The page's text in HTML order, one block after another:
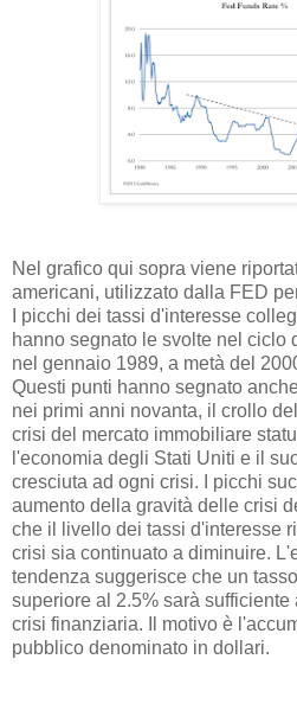
Nel grafico qui sopra viene
americani, utilizzato dalla FED
I picchi dei tassi d'interesse
hanno segnato le svolte nel ciclo
nel gennaio 1989, a metà del
Questi punti hanno segnato
nei primi anni novanta, il crollo
crisi del mercato immobiliare
l'economia degli Stati Uniti e il
cresciuta ad ogni crisi. I picchi
aumento della gravità delle crisi
che il livello dei tassi d'interesse
crisi sia continuato a diminuire.
tendenza suggerisce che un
superiore al 2.5% sarà
crisi finanziaria. Il motivo è
pubblico denominato in dollari.